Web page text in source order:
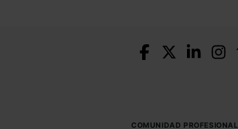
COMUNIDAD PROFESIONAL